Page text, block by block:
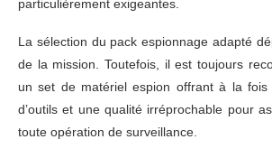
particulièrement exigeantes.
La sélection du pack espionnage adapté
de la mission. Toutefois, il est toujours
un set de matériel espion offrant à la fois
d’outils et une qualité irréprochable pour
toute opération de surveillance.